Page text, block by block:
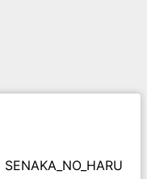
SENAKA_NO_HARU